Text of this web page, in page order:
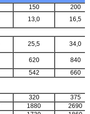
150
200
13,0
16,5
25,5
34,0
620
840
542
660
320
375
1880
2690